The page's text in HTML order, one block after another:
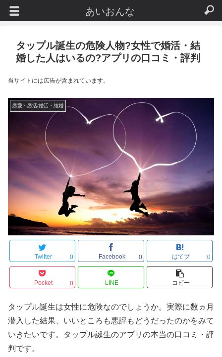
タップル誕生の危険人物?女性で婚活・結
婚した人はいるの?アプリの口コミ・評判
当サイトには広告が含まれています。
恋愛・恋活/婚活・結婚
Twitter 0 Facebook 0 はてブ 0
Pocket 0 LINE コピー
タップル誕生は女性に危険なのでしょうか。実際に数ヵ月
潜入した結果、いいところも悪評もどうだったのかをみて
いきたいです。タップル誕生のアプリの本当の口コミ・評
判です。
あいおんな